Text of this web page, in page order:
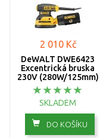
2 010 Kč
DeWALT DWE6423
Excentrická bruska
230V (280W/125mm)
SKLADEM
DO KOŠÍKU